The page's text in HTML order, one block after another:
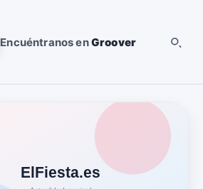
Encuéntranos enGroover